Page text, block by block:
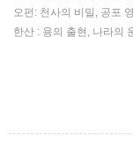
오펀: 천사의 비밀, 공포
한산 : 용의 출현, 나라의